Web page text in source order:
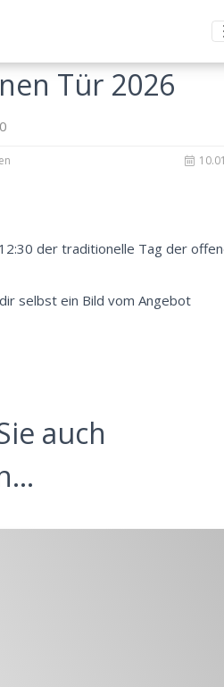
Tür 2026
der traditionelle Tag der
selbst ein Bild vom Angebot
auch